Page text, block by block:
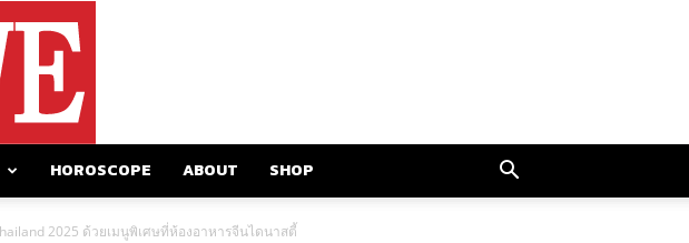
HOROSCOPE ABOUT SHOP
2025 ด้วยเมนูพิเศษที่ห้องอาหารจีนไดนาสตี้